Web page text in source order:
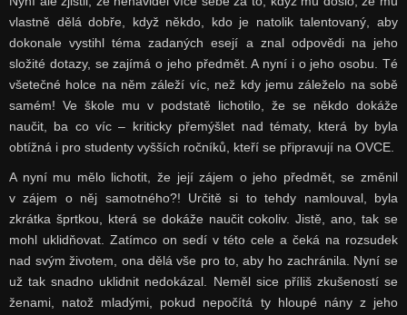
vlastně dělá dobře, když někdo, kdo je natolik talentovaný, aby
dokonale vystihl téma zadaných esejí a znal odpovědi na jeho
složité dotazy, se zajímá o jeho předmět. A nyní i o jeho osobu. Té
všetečné holce na něm záleží víc, než kdy jemu záleželo na sobě
samém! Ve škole mu v podstatě lichotilo, že se někdo dokáže
naučit, ba co víc – kriticky přemýšlet nad tématy, která by byla
obtížná i pro studenty vyšších ročníků, kteří se připravují na OVCE.
A nyní mu mělo lichotit, že její zájem o jeho předmět, se změnil
v zájem o něj samotného?! Určitě si to tehdy namlouval, byla
zkrátka šprtkou, která se dokáže naučit cokoliv. Jistě, ano, tak se
mohl uklidňovat. Zatímco on sedí v této cele a čeká na rozsudek
nad svým životem, ona dělá vše pro to, aby ho zachránila. Nyní se
už tak snadno uklidnit nedokázal. Neměl sice příliš zkušeností se
ženami, natož mladými, pokud nepočítá ty hloupé nány z jeho